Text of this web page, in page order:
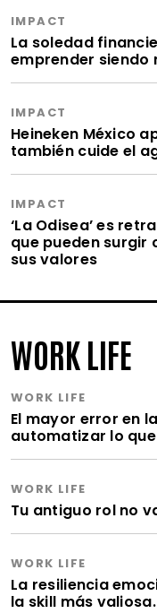
IMPACT
La soledad
emprender siendo
IMPACT
Heineken México
también cuide el
IMPACT
‘La Odisea’ es
que pueden surgir
sus valores
WORK LIFE
WORK LIFE
El mayor error en
automatizar lo
WORK LIFE
Tu antiguo rol no
WORK LIFE
La resiliencia
la skill más